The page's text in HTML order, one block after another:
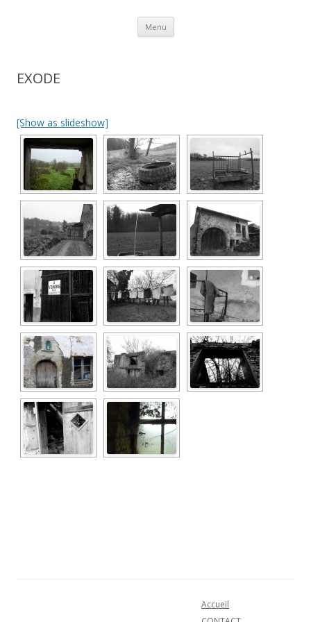
Menu Aller au contenu
EXODE
[Show as slideshow]
Accueil